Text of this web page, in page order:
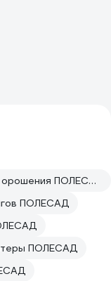
Насадки и распылители для полива и орошения ПОЛЕСАД
ПОЛЕСАД
ПОЛЕСАД